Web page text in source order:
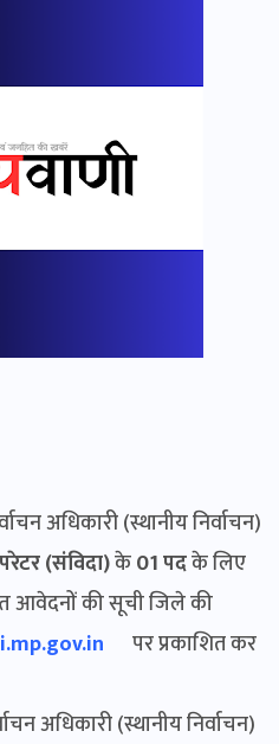
अधिकारी (स्थानीय निर्वाचन)
(संविदा)के01 पदके लिए
आवेदनों की सूची जिले की
पर प्रकाशित कर
अधिकारी (स्थानीय निर्वाचन)